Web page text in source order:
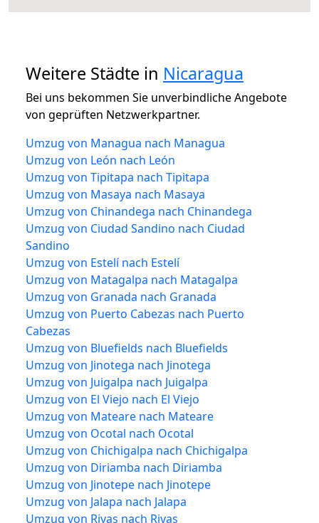
Weitere Städte in Nicaragua
Bei uns bekommen Sie unverbindliche Angebote
von geprüften Netzwerkpartner.
Umzug von Managua nach Managua
Umzug von León nach León
Umzug von Tipitapa nach Tipitapa
Umzug von Masaya nach Masaya
Umzug von Chinandega nach Chinandega
Umzug von Ciudad Sandino nach Ciudad
Sandino
Umzug von Estelí nach Estelí
Umzug von Matagalpa nach Matagalpa
Umzug von Granada nach Granada
Umzug von Puerto Cabezas nach Puerto
Cabezas
Umzug von Bluefields nach Bluefields
Umzug von Jinotega nach Jinotega
Umzug von Juigalpa nach Juigalpa
Umzug von El Viejo nach El Viejo
Umzug von Mateare nach Mateare
Umzug von Ocotal nach Ocotal
Umzug von Chichigalpa nach Chichigalpa
Umzug von Diriamba nach Diriamba
Umzug von Jinotepe nach Jinotepe
Umzug von Jalapa nach Jalapa
Umzug von Rivas nach Rivas